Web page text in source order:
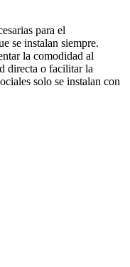
para el
se instalan siempre.
la comodidad al
directa o facilitar la
solo se instalan con